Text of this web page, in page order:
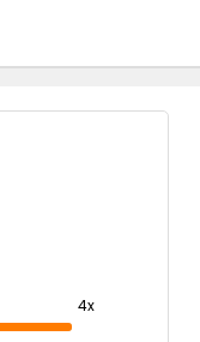
4x